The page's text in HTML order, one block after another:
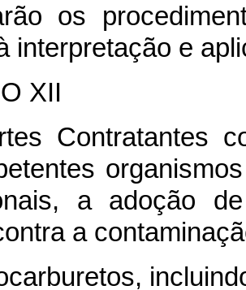
os
interpretação e
XII
Contratantes
a adoção
a